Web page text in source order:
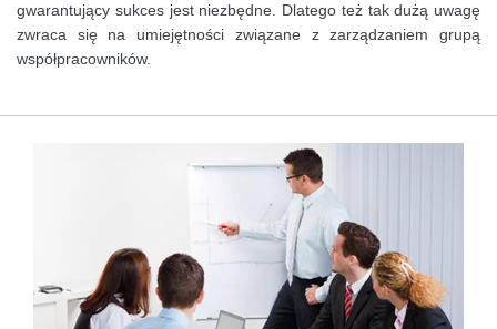
gwarantujący sukces jest niezbędne. Dlatego też tak dużą uwagę
zwraca się na umiejętności związane z zarządzaniem grupą
współpracowników.